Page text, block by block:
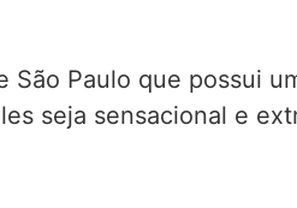
Paulo que possui
seja sensacional e